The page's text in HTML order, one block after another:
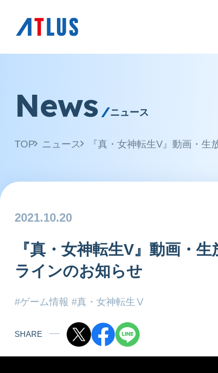
News ニュース
TOP ニュース
2021.10.20
『真・女神転生V』動画・
ラインのお知らせ
#ゲーム情報 #真・女神転生Ⅴ
SHARE